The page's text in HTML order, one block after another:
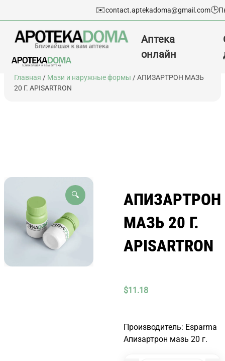
Перейти
содержимому
✉️contact.aptekadoma@gmail.com🕒
Аптека
онлайн
Главная / Мази и наружные формы / АПИЗАРТРОН МАЗЬ
20 Г. APISARTRON
🔍
АПИЗАРТРОН
МАЗЬ 20 Г.
APISARTRON
$11.18
Производитель: Esparma
Апизартрон мазь 20 г.